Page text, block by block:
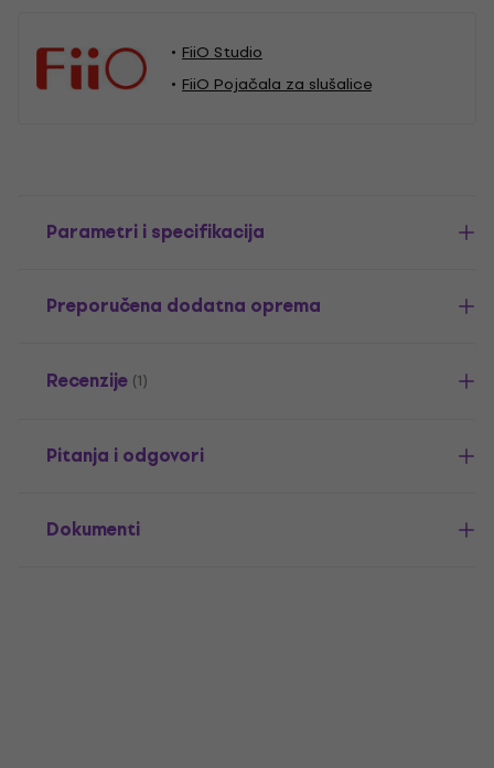
FiiO Studio
FiiO Pojačala za slušalice
Parametri i specifikacija
Preporučena dodatna oprema
Recenzije (1)
Pitanja i odgovori
Dokumenti